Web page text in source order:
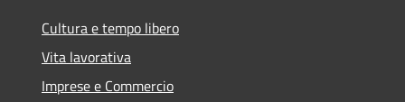
Cultura e tempo libero
Vita lavorativa
Imprese e Commercio